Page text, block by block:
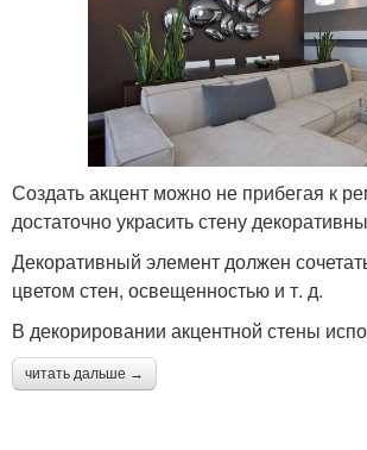
Создать акцент можно не прибегая к
достаточно украсить стену
Декоративный элемент должен
цветом стен, освещенностью и т. д.
В декорировании акцентной стены
читать дальше →